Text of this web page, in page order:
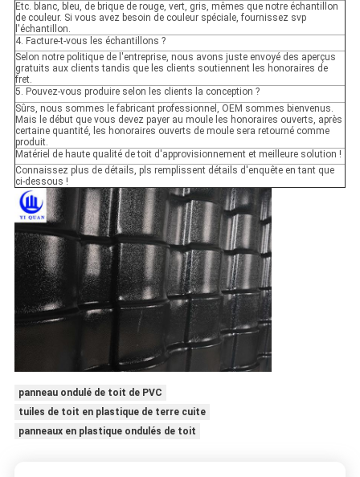
Etc. blanc, bleu, de brique de rouge, vert, gris, mêmes que notre échantillon
de couleur. Si vous avez besoin de couleur spéciale, fournissez svp
l'échantillon.
4. Facture-t-vous les échantillons ?
Selon notre politique de l'entreprise, nous avons juste envoyé des aperçus
gratuits aux clients tandis que les clients soutiennent les honoraires de
fret.
5. Pouvez-vous produire selon les clients la conception ?
Sûrs, nous sommes le fabricant professionnel, OEM sommes bienvenus.
Mais le début que vous devez payer au moule les honoraires ouverts, après
certaine quantité, les honoraires ouverts de moule sera retourné comme
produit.
Matériel de haute qualité de toit d'approvisionnement et meilleure solution !
Connaissez plus de détails, pls remplissent détails d'enquête en tant que
ci-dessous !
panneau ondulé de toit de PVC
tuiles de toit en plastique de terre cuite
panneaux en plastique ondulés de toit